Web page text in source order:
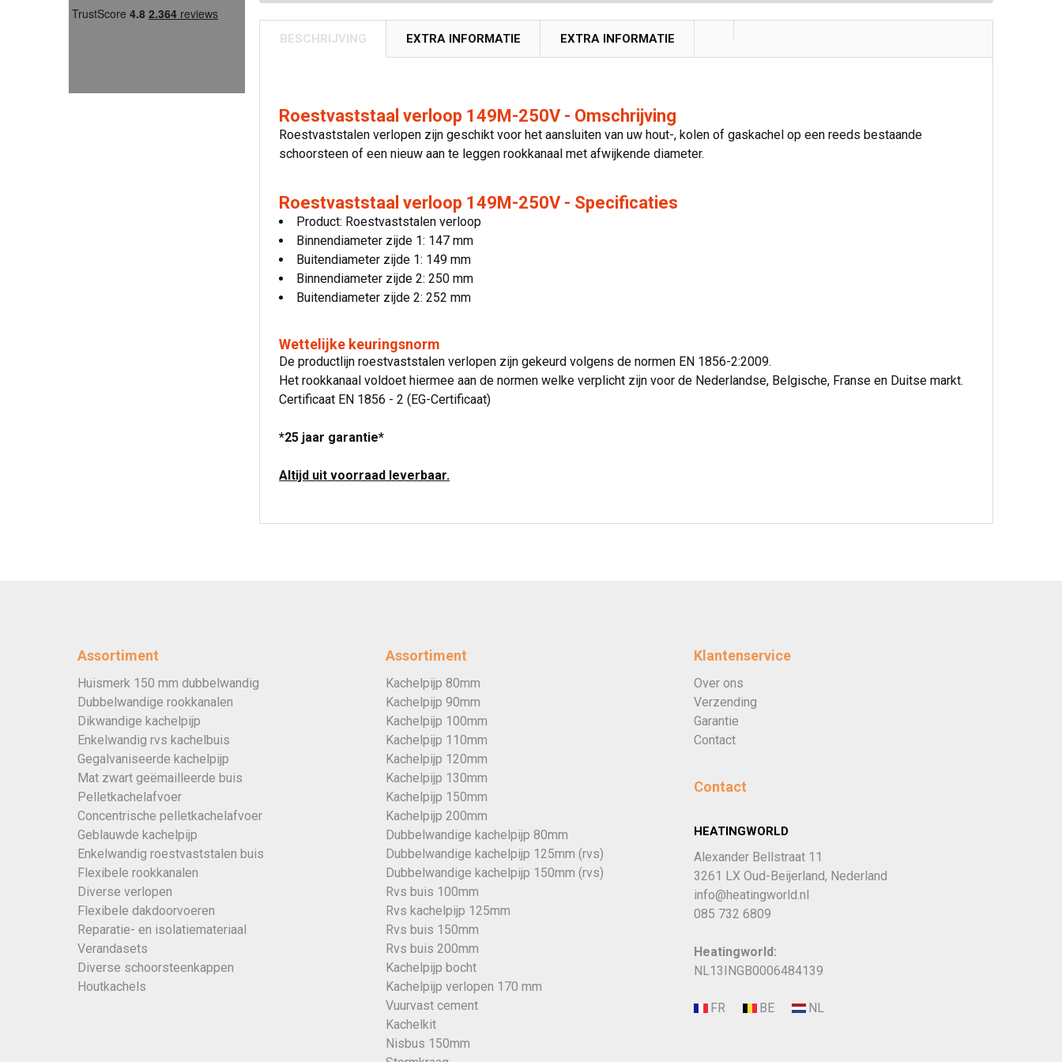
BESCHRIJVING EXTRA INFORMATIE EXTRA INFORMATIE
Roestvaststaal verloop 149M-250V - Omschrijving
Roestvaststalen verlopen zijn geschikt voor het aansluiten van uw hout-, kolen of gaskachel op een reeds bestaande
schoorsteen of een nieuw aan te leggen rookkanaal met afwijkende diameter.
Roestvaststaal verloop 149M-250V - Specificaties
Product: Roestvaststalen verloop
Binnendiameter zijde 1: 147 mm
Buitendiameter zijde 1: 149 mm
Binnendiameter zijde 2: 250 mm
Buitendiameter zijde 2: 252 mm
Wettelijke keuringsnorm
De productlijn roestvaststalen verlopen zijn gekeurd volgens de normen EN 1856-2:2009.
Het rookkanaal voldoet hiermee aan de normen welke verplicht zijn voor de Nederlandse, Belgische, Franse en Duitse markt.
Certificaat EN 1856 - 2 (EG-Certificaat)
*25 jaar garantie*
Altijd uit voorraad leverbaar.
Assortiment
Huismerk 150 mm dubbelwandig
Dubbelwandige rookkanalen
Dikwandige kachelpijp
Enkelwandig rvs kachelbuis
Gegalvaniseerde kachelpijp
Mat zwart geëmailleerde buis
Pelletkachelafvoer
Concentrische pelletkachelafvoer
Geblauwde kachelpijp
Enkelwandig roestvaststalen buis
Flexibele rookkanalen
Diverse verlopen
Flexibele dakdoorvoeren
Reparatie- en isolatiemateriaal
Verandasets
Diverse schoorsteenkappen
Houtkachels
Assortiment
Kachelpijp 80mm
Kachelpijp 90mm
Kachelpijp 100mm
Kachelpijp 110mm
Kachelpijp 120mm
Kachelpijp 130mm
Kachelpijp 150mm
Kachelpijp 200mm
Dubbelwandige kachelpijp 80mm
Dubbelwandige kachelpijp 125mm (rvs)
Dubbelwandige kachelpijp 150mm (rvs)
Rvs buis 100mm
Rvs kachelpijp 125mm
Rvs buis 150mm
Rvs buis 200mm
Kachelpijp bocht
Kachelpijp verlopen 170 mm
Vuurvast cement
Kachelkit
Nisbus 150mm
Klantenservice
Over ons
Verzending
Garantie
Contact
Contact
HEATINGWORLD
Alexander Bellstraat 11
3261 LX Oud-Beijerland, Nederland
info@heatingworld.nl
085 732 6809
Heatingworld:
NL13INGB0006484139